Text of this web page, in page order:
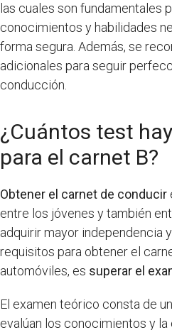
las cuales son fundamentales
conocimientos y habilidades
forma segura. Además, se
adicionales para seguir
conducción.
¿Cuántos test
para el carnet B?
Obtener el carnet de conducir
entre los jóvenes y también
adquirir mayor independencia
requisitos para obtener el
automóviles, es superar el
El examen teórico consta de
evalúan los conocimientos y